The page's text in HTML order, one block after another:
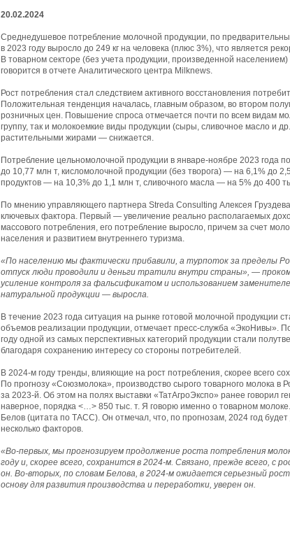
20.02.2024
Среднедушевое потребление молочной продукции, по
в 2023 году выросло до 249 кг на человека (плюс 3%), что является
В товарном секторе (без учета продукции, произведенной
говорится в отчете Аналитического центра Milknews.
Рост потребления стал следствием активного восстановления
Положительная тенденция началась, главным образом, во втором
розничных цен. Повышение спроса отмечается почти по всем видам
группу, так и молокоемкие виды продукции (сыры, сливочное масло и
растительными жирами — снижается.
Потребление цельномолочной продукции в январе-ноябре 2023 года
до 10,77 млн т, кисломолочной продукции (без творога) — на 6,1% до
продуктов — на 10,3% до 1,1 млн т, сливочного масла — на 5% до 400
По мнению управляющего партнера Streda Consulting Алексея
ключевых фактора. Первый — увеличение реально располагаемых
массового потребления, его потребление выросло, причем за счет
населения и развитием внутреннего туризма.
«По населению мы фактически прибавили, а турпоток за пределы
отпуск люди проводили и деньги тратили внутри страны», —
усиление контроля за фальсификатом и использованием
натуральной продукции — выросла.
В течение 2023 года ситуация на рынке готовой молочной продукции
объемов реализации продукции, отмечает пресс-служба «ЭкоНивы».
году одной из самых перспективных категорий продукции стали
благодаря сохранению интересу со стороны потребителей.
В 2024-м году тренды, влияющие на рост потребления, скорее всего
По прогнозу «Союзмолока», производство сырого товарного молока в
за 2023-й. Об этом на полях выставки «ТатАгроЭкспо» ранее
наверное, порядка <…> 850 тыс. т. Я говорю именно о товарном
Белов (цитата по ТАСС). Он отмечал, что, по прогнозам, 2024 год
несколько факторов.
«Во-первых, мы прогнозируем продолжение роста потребления
году и, скорее всего, сохранится в 2024-м. Связано, прежде всего,
он. Во-вторых, по словам Белова, в 2024-м ожидается серьезный
основу для развития производства и переработки, уверен он.